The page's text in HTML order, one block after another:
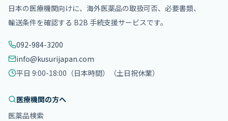
日本の医療機関向けに、海外医薬品の取扱可否、必要書類、
輸送条件を確認する B2B 手続支援サービスです。
092-984-3200
info@kusurijapan.com
平日 9:00-18:00（日本時間）
（土日祝休業）
医療機関の方へ
医薬品検索